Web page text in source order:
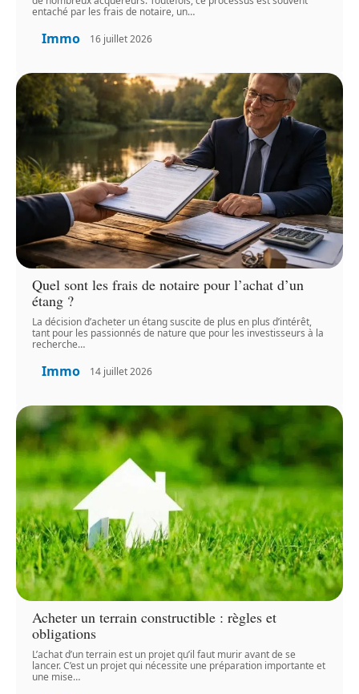
entaché par les frais de notaire, un…
Immo 16 juillet 2026
Quel sont les frais de notaire pour l’achat d’un
étang ?
La décision d’acheter un étang suscite de plus en plus d’intérêt,
tant pour les passionnés de nature que pour les investisseurs à la
recherche…
Immo 14 juillet 2026
Acheter un terrain constructible : règles et
obligations
L’achat d’un terrain est un projet qu’il faut murir avant de se
lancer. C’est un projet qui nécessite une préparation importante et
une mise…